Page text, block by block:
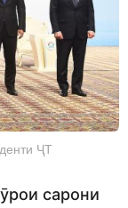
ҶТ
сарони